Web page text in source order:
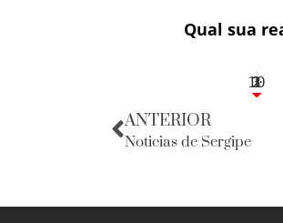
Qual sua
3
1
1
2
10
ANTERIOR
Noticias de Sergipe